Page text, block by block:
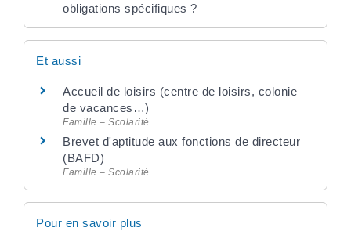
obligations spécifiques ?
Et aussi
Accueil de loisirs (centre de loisirs, colonie
de vacances…)
Famille – Scolarité
Brevet d'aptitude aux fonctions de directeur
(BAFD)
Famille – Scolarité
Pour en savoir plus